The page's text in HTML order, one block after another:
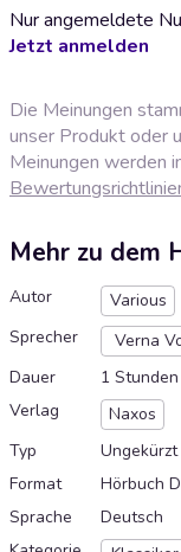
Nur angemeldete
Jetzt anmelden
Die Meinungen
unser Produkt oder
Meinungen werden
Mehr zu dem
Autor
Various
Sprecher
Verna
Dauer
1
Verlag
Naxos
Typ
Ungekürzt
Format
Hörbuch
Sprache
Deutsch